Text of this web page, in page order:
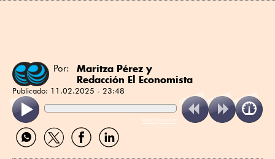
Por: Maritza Pérez y
Redacción El Economista
Publicado: 11.02.2025 - 23:48
ReadSpeaker
Compartir
por
Compartir
por
Compartir
por
Compartir
por